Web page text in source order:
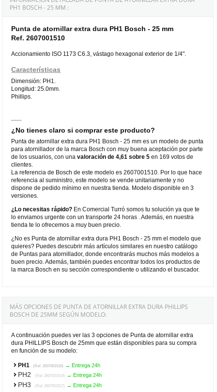
PH1 BOSCH - 25 MM :
Punta de atornillar extra dura PH1 Bosch - 25 mm
Ref. 2607001510
Accionamiento ISO 1173 C6.3, vástago hexagonal exterior de 1/4".
Características
Dimensión: PH1.
Longitud: 25.0mm.
Phillips.
¿No tienes claro si comprar este producto?
Punta de atornillar extra dura PH1 Bosch - 25 mm es un modelo de punta
para atornillador de la marca Bosch con muy buena aceptación por parte
de los usuarios, con unavaloración de 4,61 sobre 5 en 169 votos de
clientes.
La referencia de Bosch de este modelo es 2607001510. Por lo que hace
referencia al suministro, este modelo se vende unitariamente y no
dispone de pedido mínimo en nuestra tienda. Modelo disponible en 3
versiones.
¿Lo necesitas rápido? En Comercial Turró somos tu solución ya que te
lo enviamos urgente con un transporte 24 horas . Además, en nuestra
tienda te lo ofrecemos a muy buen precio.
¿No es Punta de atornillar extra dura PH1 Bosch - 25 mm el modelo que
quieres? Puedes descubrir más artículos similares en nuestro catálogo
de Puntas para atornillador, donde encontrarás muchos más modelos a
buen precio. Además, también puedes encontrar todos los productos de
la marca Bosch en su sección correspondiente o utilizando el buscador.
MÁS OPCIONES DE PUNTA DE ATORNILLAR EXTRA DURA PHILLIPS
BOSCH DE 25MM SEGÚN MODELO:
A continuación puedes ver las 3 opciones de Punta de atornillar extra
dura PHILLIPS Bosch de 25mm que están disponibles para su compra
en función de su modelo:
PH1 (Ref. 2607001510) → Entrega 24h
PH2 (Ref. 2607001514) → Entrega 24h
PH3 (Ref. 2607001517) → Entrega 24h